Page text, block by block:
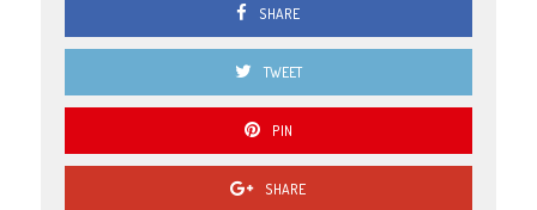
SHARE
TWEET
PIN
SHARE